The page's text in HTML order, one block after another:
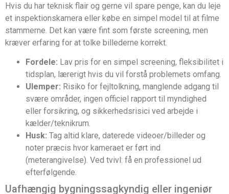
Hvis du har teknisk flair og gerne vil spare penge, kan du leje
et inspektionskamera eller købe en simpel model til at filme
stammerne. Det kan være fint som første screening, men
kræver erfaring for at tolke billederne korrekt.
Fordele: Lav pris for en simpel screening, fleksibilitet i
tidsplan, lærerigt hvis du vil forstå problemets omfang.
Ulemper: Risiko for fejltolkning, manglende adgang til
svære områder, ingen officiel rapport til myndighed
eller forsikring, og sikkerhedsrisici ved arbejde i
kælder/teknikrum.
Husk: Tag altid klare, daterede videoer/billeder og
noter præcis hvor kameraet er ført ind
(meterangivelse). Ved tvivl: få en professionel ud
efterfølgende.
Uafhængig bygningssagkyndig eller ingeniør